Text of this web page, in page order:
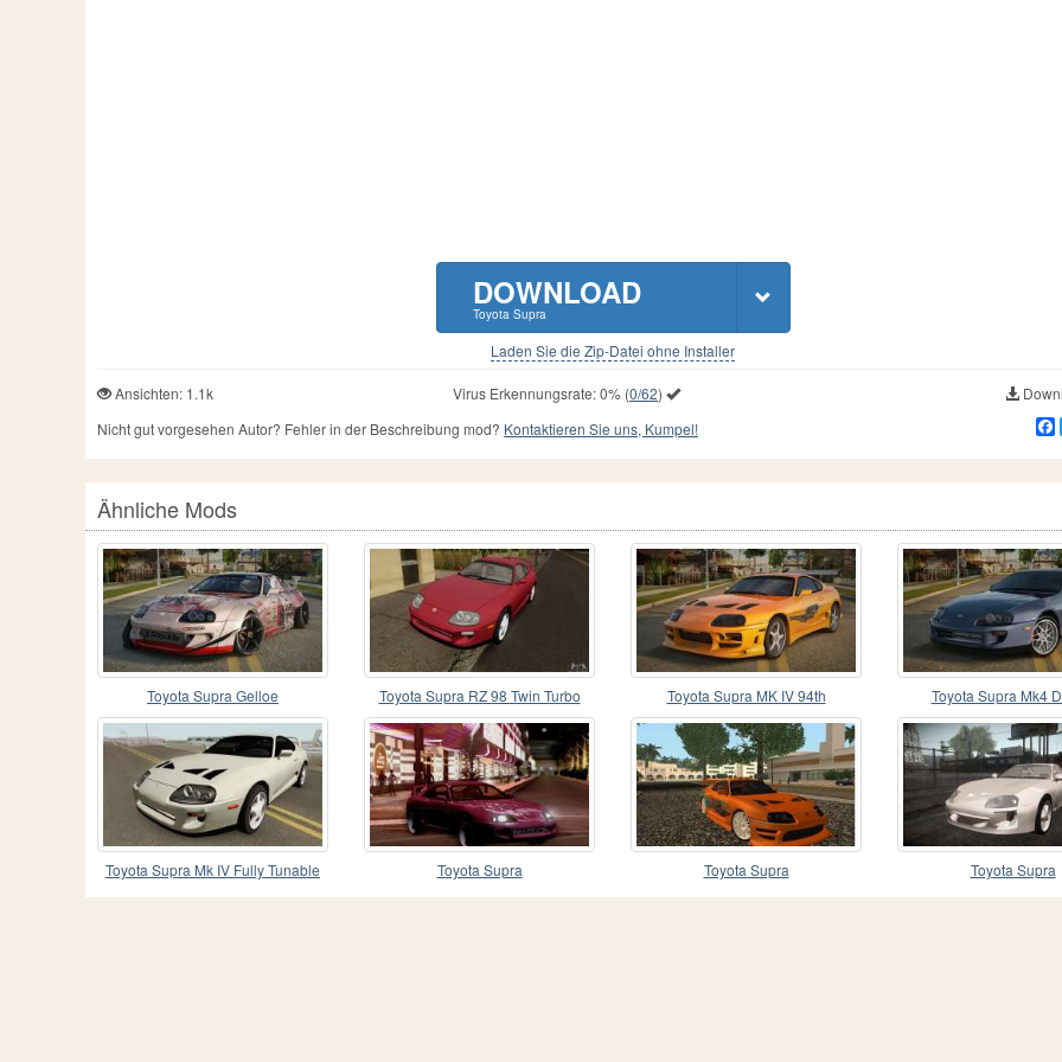
DOWNLOAD
Toyota Supra
Laden Sie die Zip-Datei ohne Installer
Ansichten: 1.1k Virus Erkennungsrate:0%(0/62)
Nicht gut vorgesehen Autor? Fehler in der Beschreibung mod? Kontaktieren Sie uns, Kumpel!
Ähnliche Mods
Toyota Supra Gelloe Toyota Supra RZ 98 Twin Turbo Toyota Supra MK IV 94th Toyota Supra Mk4
Toyota Supra Mk IV Fully Tunable
Toyota Supra Toyota Supra Toyota Supra